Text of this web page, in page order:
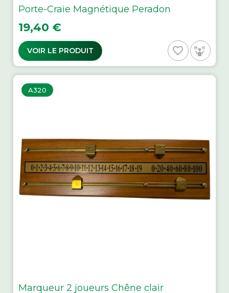
Porte-Craie Magnétique Peradon
Prix
19,40 €
VOIR LE PRODUIT favorite_border
A320
Marqueur 2 joueurs Chêne clair